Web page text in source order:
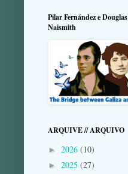
Pilar Fernández e Douglas
Naismith
ARQUIVE // ARQUIVO
► 2026 (10)
► 2025 (27)